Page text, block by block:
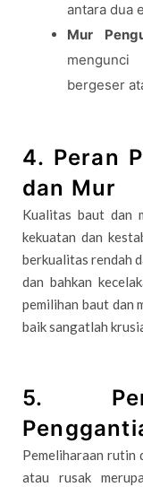
antara dua
Mur
bergeser
4. Peran
dan Mur
Kualitas baut dan
kekuatan dan
berkualitas rendah
dan bahkan
pemilihan baut dan
baik sangatlah
5.
Pemeliharaan rutin
atau rusak